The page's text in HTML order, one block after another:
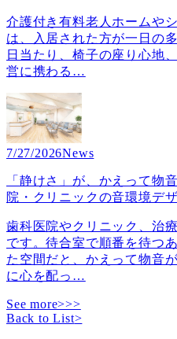
介護付き有料老人ホームや
は、入居された方が一日の
日当たり、椅子の座り心地
営に携わる …
7/27/2026News
「静けさ」が、かえって物
院・クリニックの音環境デ
歯科医院やクリニック、治
です。待合室で順番を待つ
た空間だと、かえって物音
に心を配っ …
See more>>>
Back to List>